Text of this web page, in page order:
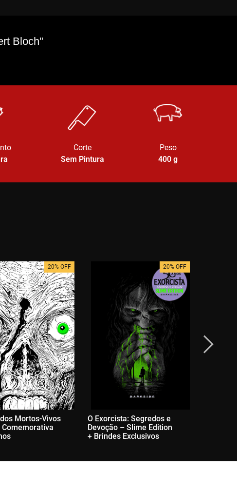
Bloch"
Corte
Sem Pintura
Peso
400 g
20% OFF
Mortos-Vivos
Comemorativa
20% OFF
O Exorcista: Segredos e
Devoção – Slime Edition
+ Brindes Exclusivos